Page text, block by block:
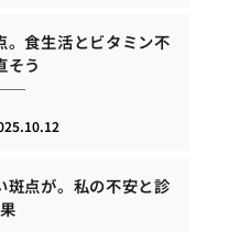
。食生活とビタミン不
そう
斑点が。私の不安と診